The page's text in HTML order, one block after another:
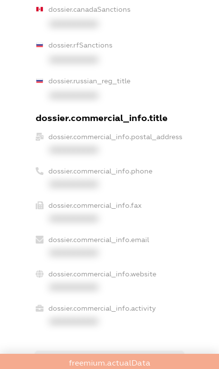
dossier.canadaSanctions
dossier.rfSanctions
dossier.russian_reg_title
dossier.commercial_info.title
dossier.commercial_info.postal_address
dossier.commercial_info.phone
dossier.commercial_info.fax
dossier.commercial_info.email
dossier.commercial_info.website
dossier.commercial_info.activity
freemium.exampleText_1
freemium.actualData